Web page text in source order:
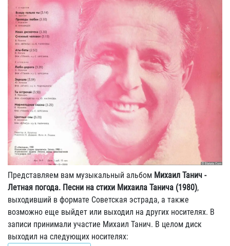
Представляем вам музыкальный альбом Михаил Танич -
Летная погода. Песни на стихи Михаила Танича (1980),
выходивший в формате Советская эстрада, а также
возможно еще выйдет или выходил на других носителях. В
записи принимали участие Михаил Танич. В целом диск
выходил на следующих носителях: